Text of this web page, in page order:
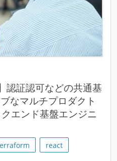
認証認可などの共通基
なマルチプロダクト
エンド基盤エンジニ
react